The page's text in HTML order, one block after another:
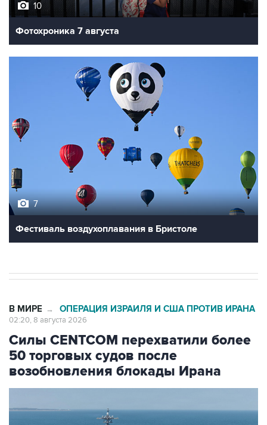
10
Фотохроника 7 августа
7
Фестиваль воздухоплавания в Бристоле
В МИРЕ → ОПЕРАЦИЯ ИЗРАИЛЯ И США ПРОТИВ ИРАНА
02:20, 8 августа 2026
Силы CENTCOM перехватили более
50 торговых судов после
возобновления блокады Ирана